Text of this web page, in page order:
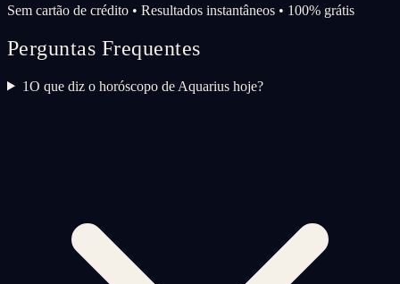
Sem cartão de crédito • Resultados instantâneos • 100% grátis
Perguntas Frequentes
1O que diz o horóscopo de Aquarius hoje?